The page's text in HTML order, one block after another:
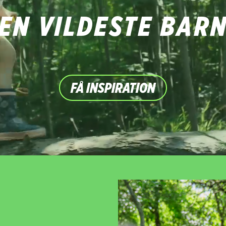
VILDESTE
FÅ INSPIRATION